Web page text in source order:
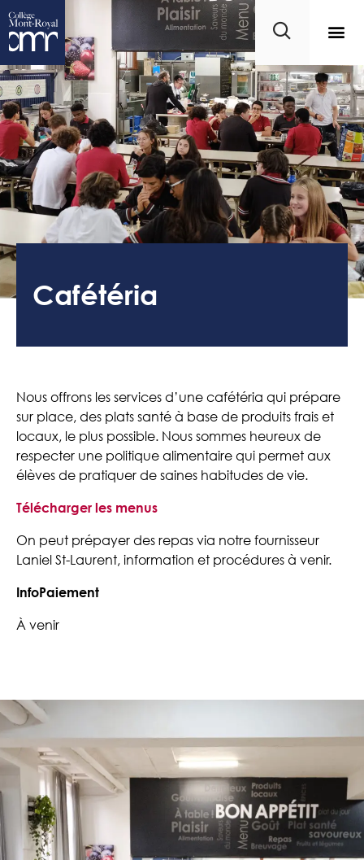
Cafétéria
Nous offrons les services d’une cafétéria qui prépare
sur place, des plats santé à base de produits frais et
locaux, le plus possible. Nous sommes heureux de
respecter une politique alimentaire qui permet aux
élèves de pratiquer de saines habitudes de vie.
Télécharger les menus
On peut prépayer des repas via notre fournisseur
Laniel St-Laurent, information et procédures à venir.
InfoPaiement
À venir